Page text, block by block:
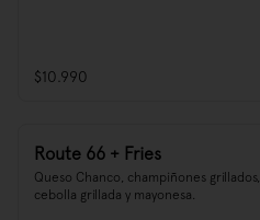
$10.990
Route 66 + Fries
Queso Chanco, champiñones grillados,
cebolla grillada y mayonesa.